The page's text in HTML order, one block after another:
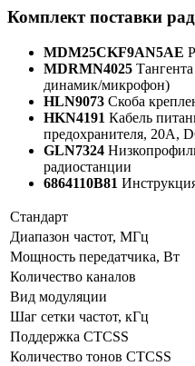
Комплект поставки
MDM25CKF9AN5AE
MDRMN4025
динамик/микрофон)
HLN9073 Скоба
HKN4191 Кабель
предохранителя, 20А,
GLN7324
радиостанции
6864110B81
Стандарт
Диапазон частот, МГц
Мощность передатчика, Вт
Количество каналов
Вид модуляции
Шаг сетки частот, кГц
Поддержка CTCSS
Количество тонов CTCSS